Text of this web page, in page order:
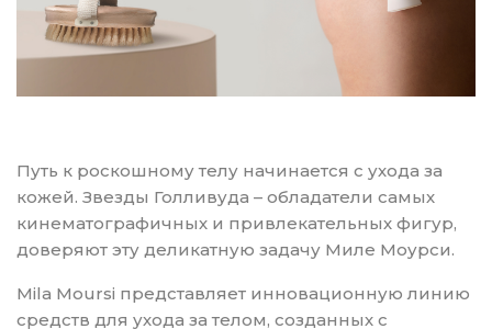
Путь к роскошному телу начинается с ухода за
кожей. Звезды Голливуда – обладатели самых
кинематографичных и привлекательных фигур,
доверяют эту деликатную задачу Миле Моурси.
Mila Moursi представляет инновационную линию
средств для ухода за телом, созданных с